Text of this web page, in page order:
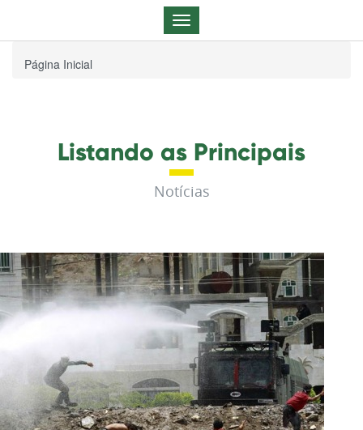
Menu
de
Página Inicial
Listando as Principais
Notícias